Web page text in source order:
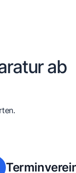
ab